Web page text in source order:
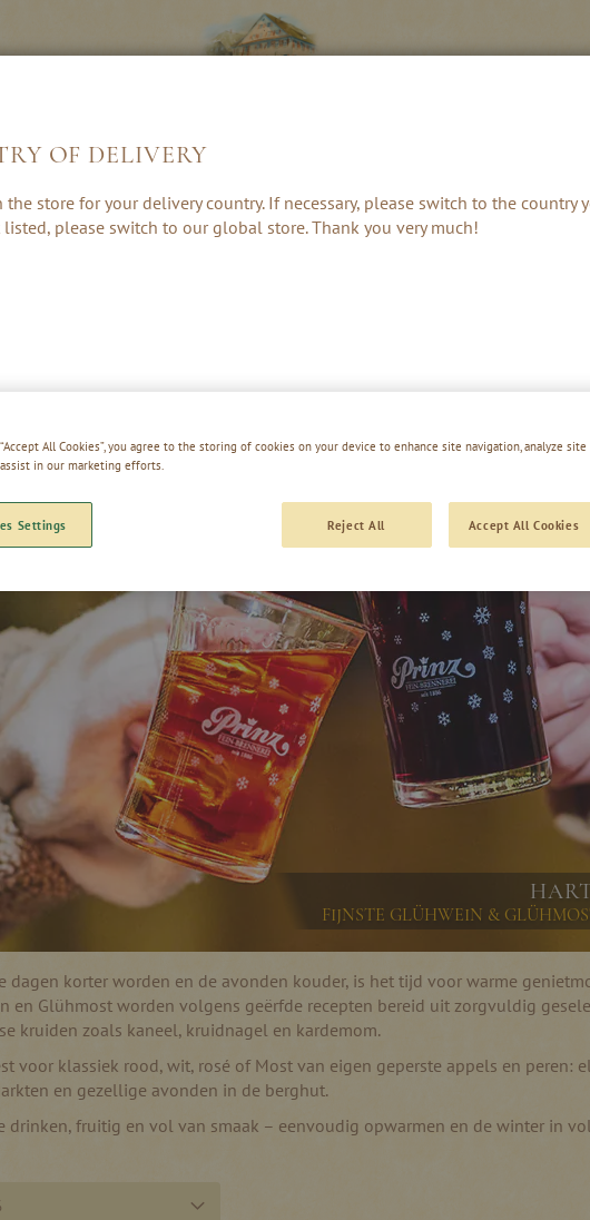
CREAMS
& PUNCH
ACCESSOIRES
FIJNSTE GLÜHWEIN &
dagen korter worden en de avonden kouder, is het tijd voor warme
en Glühmost worden volgens geërfde recepten bereid uit zorgvuldig
kruiden zoals kaneel, kruidnagel en kardemom.
voor klassiek rood, wit, rosé of Most van eigen geperste appels en peren:
en gezellige avonden in de berghut.
drinken, fruitig en vol van smaak – eenvoudig opwarmen en de winter in
All Cookies”, you agree to the storing of cookies on your device to enhance site navigation, analyze site
assist in our marketing efforts.
Settings Reject All Accept All Cookies
OF DELIVERY
store for your delivery country. If necessary, please switch to the
please switch to our global store. Thank you very much!